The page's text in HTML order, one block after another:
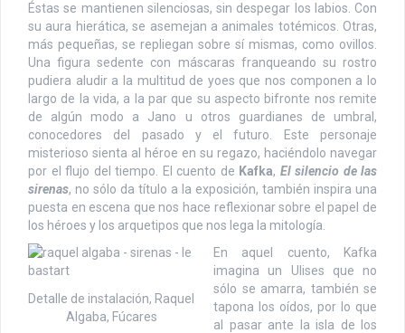
Éstas se mantienen silenciosas, sin despegar los labios. Con
su aura hierática, se asemejan a animales totémicos. Otras,
más pequeñas, se repliegan sobre sí mismas, como ovillos.
Una figura sedente con máscaras franqueando su rostro
pudiera aludir a la multitud de yoes que nos componen a lo
largo de la vida, a la par que su aspecto bifronte nos remite
de algún modo a Jano u otros guardianes de umbral,
conocedores del pasado y el futuro. Este personaje
misterioso sienta al héroe en su regazo, haciéndolo navegar
por el flujo del tiempo. El cuento de Kafka, El silencio de las
sirenas, no sólo da título a la exposición, también inspira una
puesta en escena que nos hace reflexionar sobre el papel de
los héroes y los arquetipos que nos lega la mitología.
Detalle de instalación, Raquel
Algaba, Fúcares
En aquel cuento, Kafka
imagina un Ulises que no
sólo se amarra, también se
tapona los oídos, por lo que
al pasar ante la isla de los